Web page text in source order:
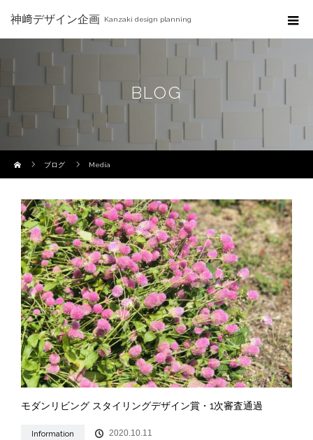
神﨑デザイン企画 Kanzaki design planning
BLOG
ブログ
Media
モダンリビング スタイリングデザイン賞・1次審査通過
Information 2020.10.11